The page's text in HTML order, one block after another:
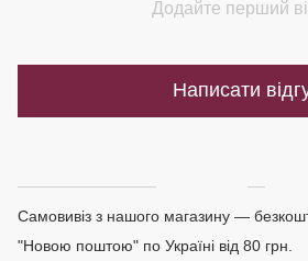
Додайте перший
Написати
Самовивіз з нашого магазину —
"Новою поштою" по Україні від 80 грн.